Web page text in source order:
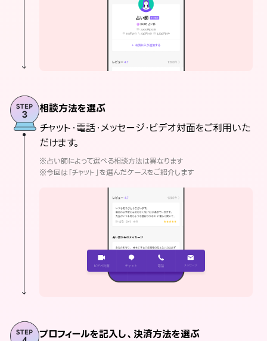
相談方法を選ぶ
チャット・電話・メッセージ・ビデオ対面をご利用いた
だけます。
※占い師によって選べる相談方法は異なります
※今回は「チャット」を選んだケースをご紹介します
プロフィールを記入し、決済方法を選ぶ